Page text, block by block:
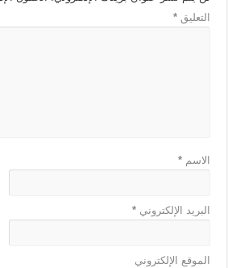
التعليق*
الاسم*
البريد الإلكتروني*
الموقع الإلكتروني